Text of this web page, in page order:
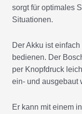
sorgt für optimales
Situationen.
Der Akku ist
bedienen. Der
per Knopfdruck
ein- und ausgebaut
Er kann mit einem